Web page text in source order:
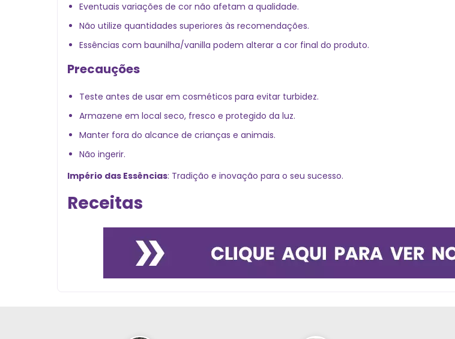
Eventuais variações de cor não afetam a qualidade.
Não utilize quantidades superiores às recomendações.
Essências com baunilha/vanilla podem alterar a cor final do produto.
Precauções
Teste antes de usar em cosméticos para evitar turbidez.
Armazene em local seco, fresco e protegido da luz.
Manter fora do alcance de crianças e animais.
Não ingerir.
Império das Essências: Tradição e inovação para o seu sucesso.
Receitas